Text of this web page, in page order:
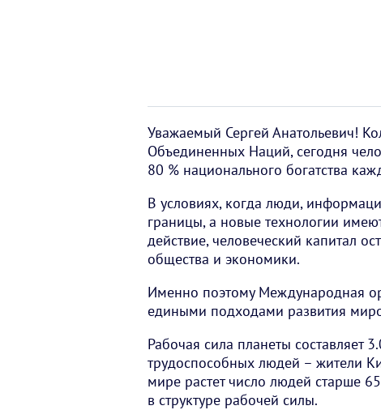
Уважаемый Сергей Анатольевич!
Объединенных Наций, сегодня
80 % национального богатства
В условиях, когда люди,
границы, а новые технологии
действие, человеческий капитал
общества и экономики.
Именно поэтому Международная
едиными подходами развития
Рабочая сила планеты составляет
трудоспособных людей – жители
мире растет число людей старше
в структуре рабочей силы.